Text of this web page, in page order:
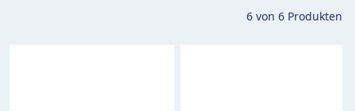
6 von 6 Produkten